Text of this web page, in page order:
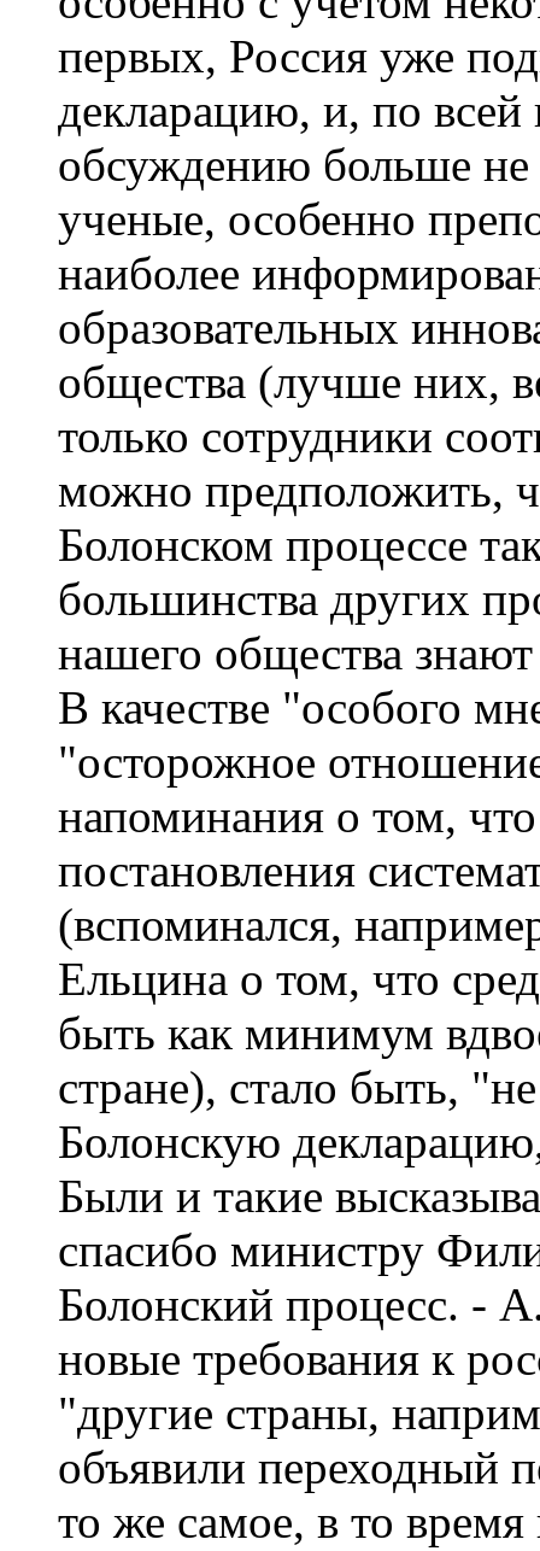
первых, Россия уже
декларацию, и, по
обсуждению больше не
ученые, особенно
наиболее
образовательных
общества (лучше них,
только сотрудники
можно предположить,
Болонском процессе
большинства других
нашего общества
В качестве "особого
"осторожное
напоминания о том,
постановления
(вспоминался,
Ельцина о том, что
быть как минимум
стране), стало быть,
Болонскую
Были и такие
спасибо министру
Болонский процесс. -
новые требования к
"другие страны,
объявили переходный
то же самое, в то